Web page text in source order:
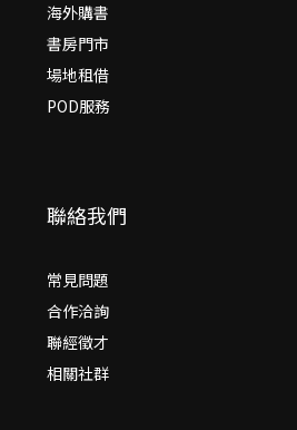
海外購書
書房門市
場地租借
POD服務
聯絡我們
常見問題
合作洽詢
聯經徵才
相關社群